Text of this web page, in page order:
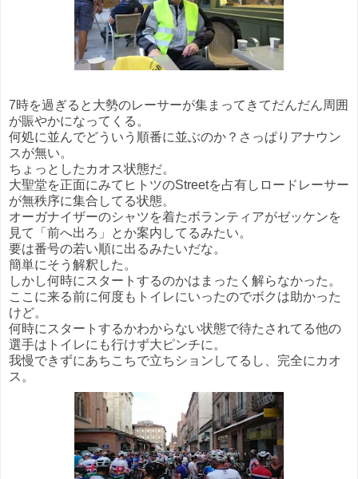
7時を過ぎると大勢のレーサーが集まってきてだんだん周囲
が賑やかになってくる。
何処に並んでどういう順番に並ぶのか？さっぱりアナウン
スが無い。
ちょっとしたカオス状態だ。
大聖堂を正面にみてヒトツのStreetを占有しロードレーサー
が無秩序に集合してる状態。
オーガナイザーのシャツを着たボランティアがゼッケンを
見て「前へ出ろ」とか案内してるみたい。
要は番号の若い順に出るみたいだな。
簡単にそう解釈した。
しかし何時にスタートするのかはまったく解らなかった。
ここに来る前に何度もトイレにいったのでボクは助かった
けど。
何時にスタートするかわからない状態で待たされてる他の
選手はトイレにも行けず大ピンチに。
我慢できずにあちこちで立ちションしてるし、完全にカオ
ス。